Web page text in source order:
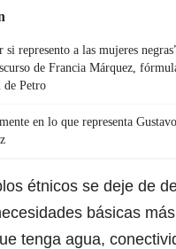
represento a las mujeres
de Francia Márquez,
de Petro
en lo que representa
étnicos se deje de
básicas más
tenga agua,